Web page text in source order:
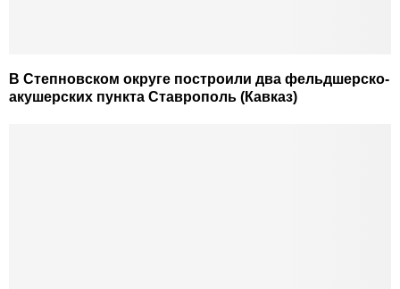
В Степновском округе построили два фельдшерско-
акушерских пункта Ставрополь (Кавказ)